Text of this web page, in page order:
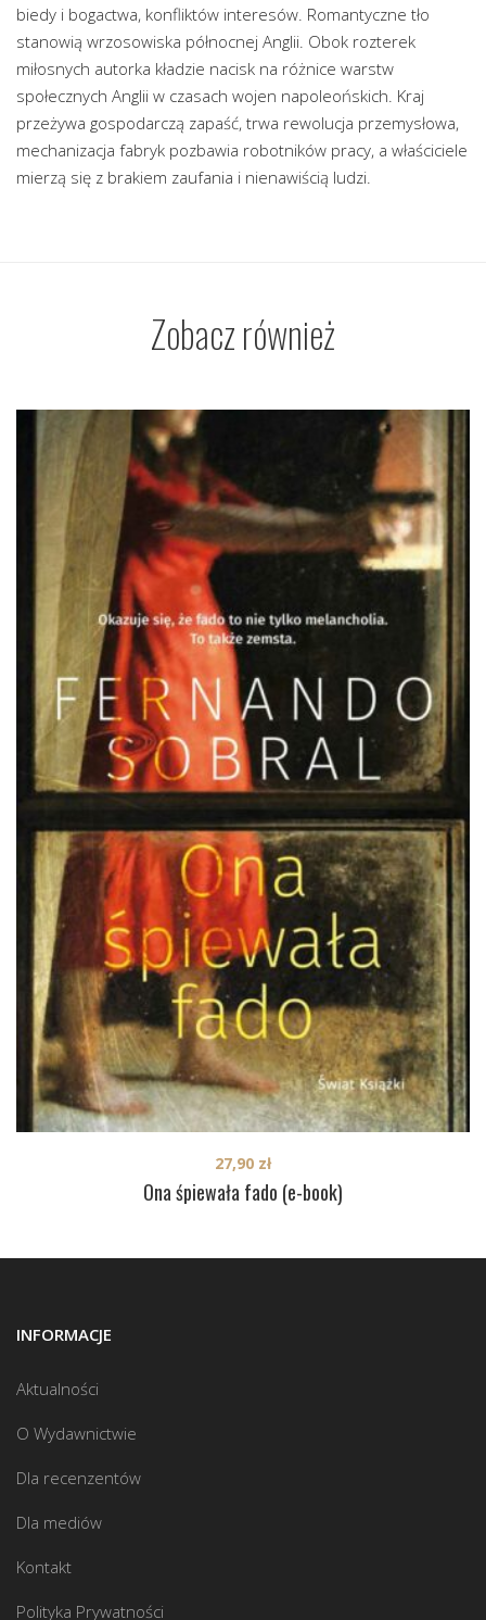
biedy i bogactwa, konfliktów interesów. Romantyczne tło
stanowią wrzosowiska północnej Anglii. Obok rozterek
miłosnych autorka kładzie nacisk na różnice warstw
społecznych Anglii w czasach wojen napoleońskich. Kraj
przeżywa gospodarczą zapaść, trwa rewolucja przemysłowa,
mechanizacja fabryk pozbawia robotników pracy, a właściciele
mierzą się z brakiem zaufania i nienawiścią ludzi.
Zobacz również
Ona śpiewała fado (e-book)
27,90 zł
INFORMACJE
Aktualności
O Wydawnictwie
Dla recenzentów
Dla mediów
Kontakt
Polityka Prywatności